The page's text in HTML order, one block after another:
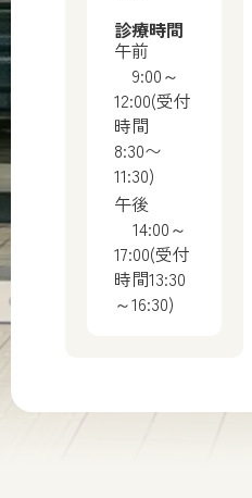
診療時間
午前
9:00～
12:00(受付
時間
8:30〜
11:30)
午後
14:00～
17:00(受付
時間13:30
～16:30)